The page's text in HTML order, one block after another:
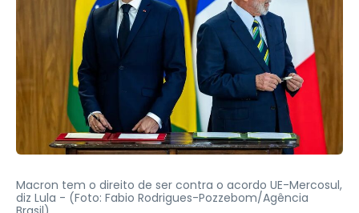
Macron tem o direito de ser contra o acordo UE-Mercosul,
diz Lula - (Foto: Fabio Rodrigues-Pozzebom/Agência